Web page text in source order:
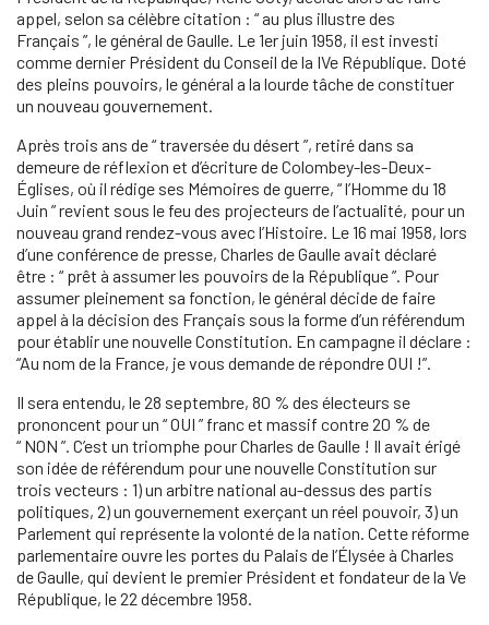
appel, selon sa célèbre citation : “ au plus illustre des
Français ”, le général de Gaulle. Le 1er juin 1958, il est investi
comme dernier Président du Conseil de la IVe République. Doté
des pleins pouvoirs, le général a la lourde tâche de constituer
un nouveau gouvernement.
Après trois ans de “ traversée du désert ”, retiré dans sa
demeure de réflexion et d’écriture de Colombey-les-Deux-
Églises, où il rédige ses Mémoires de guerre, “ l’Homme du 18
Juin ” revient sous le feu des projecteurs de l’actualité, pour un
nouveau grand rendez-vous avec l’Histoire. Le 16 mai 1958, lors
d’une conférence de presse, Charles de Gaulle avait déclaré
être : “ prêt à assumer les pouvoirs de la République ”. Pour
assumer pleinement sa fonction, le général décide de faire
appel à la décision des Français sous la forme d’un référendum
pour établir une nouvelle Constitution. En campagne il déclare :
“Au nom de la France, je vous demande de répondre OUI !”.
Il sera entendu, le 28 septembre, 80 % des électeurs se
prononcent pour un “ OUI ” franc et massif contre 20 % de
“ NON ”. C’est un triomphe pour Charles de Gaulle ! Il avait érigé
son idée de référendum pour une nouvelle Constitution sur
trois vecteurs : 1) un arbitre national au-dessus des partis
politiques, 2) un gouvernement exerçant un réel pouvoir, 3) un
Parlement qui représente la volonté de la nation. Cette réforme
parlementaire ouvre les portes du Palais de l’Élysée à Charles
de Gaulle, qui devient le premier Président et fondateur de la Ve
République, le 22 décembre 1958.